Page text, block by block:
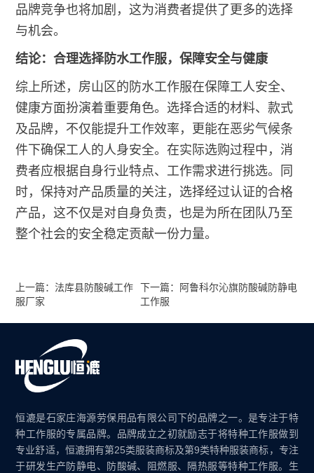
品牌竞争也将加剧，这为消费者提供了更多的选择
与机会。
结论：合理选择防水工作服，保障安全与健康
综上所述，房山区的防水工作服在保障工人安全、
健康方面扮演着重要角色。选择合适的材料、款式
及品牌，不仅能提升工作效率，更能在恶劣气候条
件下确保工人的人身安全。在实际选购过程中，消
费者应根据自身行业特点、工作需求进行挑选。同
时，保持对产品质量的关注，选择经过认证的合格
产品，这不仅是对自身负责，也是为所在团队乃至
整个社会的安全稳定贡献一份力量。
上一篇：法库县防酸碱工作
服厂家
下一篇：阿鲁科尔沁旗防酸碱防静电
工作服
恒漉是石家庄海源劳保用品有限公司下的品牌之一。是专注于特
种工作服的专属品牌。品牌成立之初就励志于将特种工作服做到
专业舒适，恒漉拥有第25类服装商标及第9类特种服装商标，专注
于研发生产防静电、防酸碱、阻燃服、隔热服等特种工作服。生